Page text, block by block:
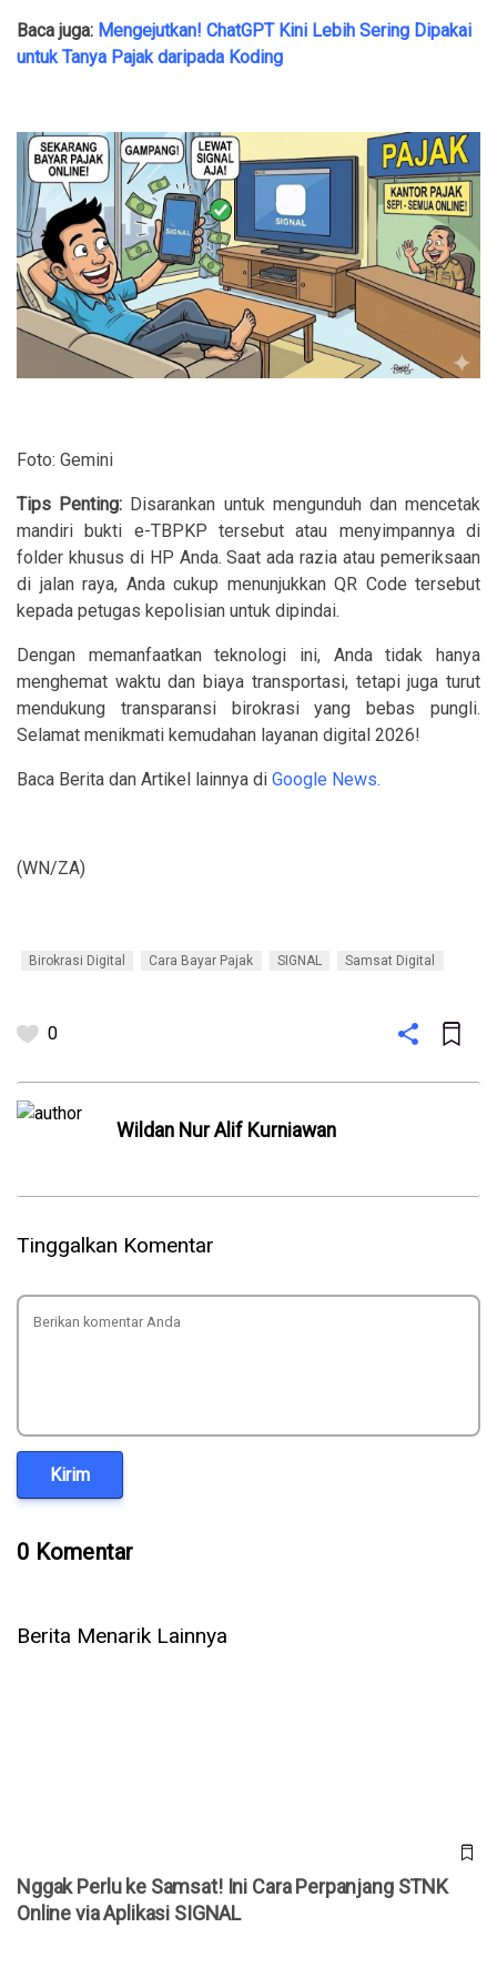
Baca juga: Mengejutkan! ChatGPT Kini Lebih Sering Dipakai
untuk Tanya Pajak daripada Koding
Foto: Gemini
Tips Penting: Disarankan untuk mengunduh dan mencetak
mandiri bukti e-TBPKP tersebut atau menyimpannya di
folder khusus di HP Anda. Saat ada razia atau pemeriksaan
di jalan raya, Anda cukup menunjukkan QR Code tersebut
kepada petugas kepolisian untuk dipindai.
Dengan memanfaatkan teknologi ini, Anda tidak hanya
menghemat waktu dan biaya transportasi, tetapi juga turut
mendukung transparansi birokrasi yang bebas pungli.
Selamat menikmati kemudahan layanan digital 2026!
Baca Berita dan Artikel lainnya di Google News.
(WN/ZA)
Birokrasi Digital Cara Bayar Pajak SIGNAL Samsat Digital
0
Wildan Nur Alif Kurniawan
Tinggalkan Komentar
Kirim
0 Komentar
Berita Menarik Lainnya
Nggak Perlu ke Samsat! Ini Cara Perpanjang STNK
Online via Aplikasi SIGNAL